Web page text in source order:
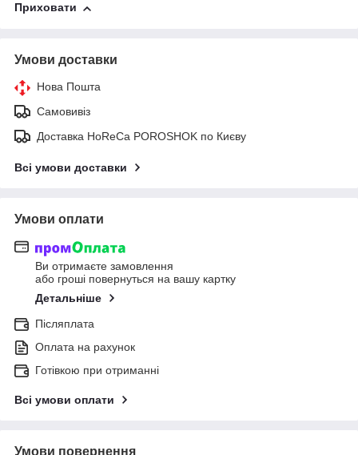
Приховати
Умови доставки
Нова Пошта
Самовивіз
Доставка HoReCa POROSHOK по Києву
Всі умови доставки
Умови оплати
Ви отримаєте замовлення
або гроші повернуться на вашу картку
Детальніше
Післяплата
Оплата на рахунок
Готівкою при отриманні
Всі умови оплати
Умови повернення